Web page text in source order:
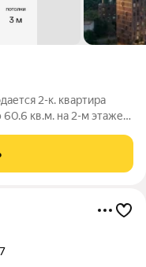
2-к. квартира
кв.м. на 2-м этаже
Метро Павелецкая